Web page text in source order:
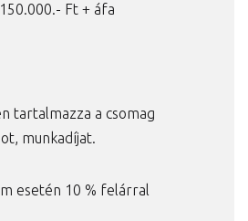
Ft + áfa
tartalmazza a csomag
munkadíjat.
esetén 10 % felárral